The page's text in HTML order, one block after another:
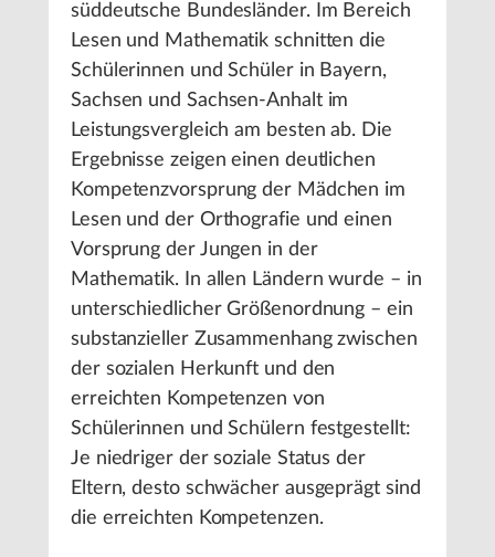
süddeutsche Bundesländer. Im Bereich
Lesen und Mathematik schnitten die
Schülerinnen und Schüler in Bayern,
Sachsen und Sachsen-Anhalt im
Leistungsvergleich am besten ab. Die
Ergebnisse zeigen einen deutlichen
Kompetenzvorsprung der Mädchen im
Lesen und der Orthografie und einen
Vorsprung der Jungen in der
Mathematik. In allen Ländern wurde – in
unterschiedlicher Größenordnung – ein
substanzieller Zusammenhang zwischen
der sozialen Herkunft und den
erreichten Kompetenzen von
Schülerinnen und Schülern festgestellt:
Je niedriger der soziale Status der
Eltern, desto schwächer ausgeprägt sind
die erreichten Kompetenzen.